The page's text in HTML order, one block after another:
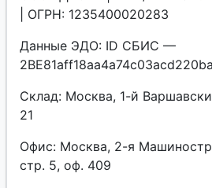
| ОГРН: 1235400020283
Данные ЭДО: ID СБИС —
Склад: Москва, 1-й
21
Офис: Москва, 2-я
стр. 5, оф. 409